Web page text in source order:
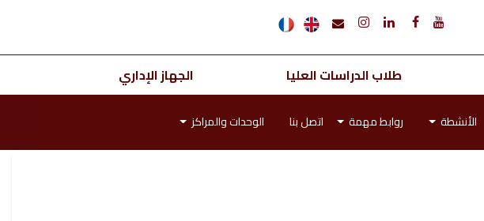
طلاب الدراسات العليا الجهاز الإداري
الأنشطة روابط مهمة اتصل بنا الوحدات والمراكز